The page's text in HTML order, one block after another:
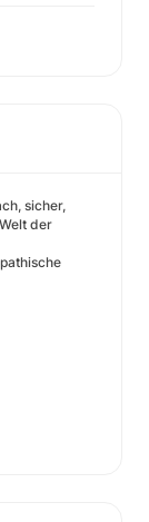
sicher,
der